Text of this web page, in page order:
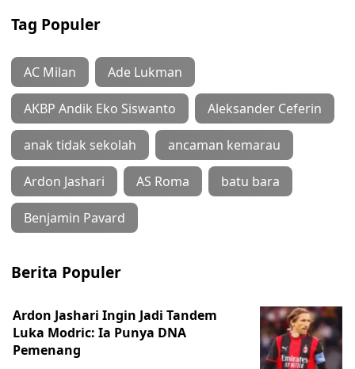
Tag Populer
AC Milan Ade Lukman
AKBP Andik Eko Siswanto Aleksander Ceferin
anak tidak sekolah ancaman kemarau
Ardon Jashari AS Roma batu bara
Benjamin Pavard
Berita Populer
Ardon Jashari Ingin Jadi Tandem
Luka Modric: Ia Punya DNA
Pemenang